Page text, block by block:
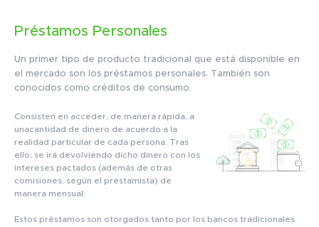
Préstamos Personales
Un primer tipo de producto tradicional que está disponible en
el mercado son los préstamos personales. También son
conocidos como créditos de consumo.
Consisten en acceder, de manera rápida, a
unacantidad de dinero de acuerdo a la
realidad particular de cada persona. Tras
ello, se irá devolviendo dicho dinero con los
intereses pactados (además de otras
comisiones, según el prestamista) de
manera mensual.
Estos préstamos son otorgados tanto por los bancos tradicionales